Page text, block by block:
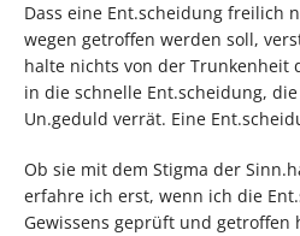
Dass eine Ent.scheidung freilich
wegen getroffen werden soll,
halte nichts von der Trunkenheit
in die schnelle Ent.scheidung,
Un.geduld verrät. Eine
Ob sie mit dem Stigma der
erfahre ich erst, wenn ich die
Gewissens geprüft und getroffen